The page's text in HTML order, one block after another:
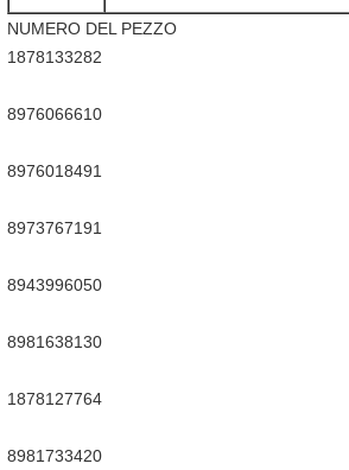
NUMERO DEL PEZZO
1878133282
8976066610
8976018491
8973767191
8943996050
8981638130
1878127764
8981733420